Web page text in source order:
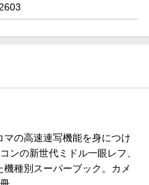
マの高速連写機能を身につけ
ンの新世代ミドル一眼レフ、
種別スーパーブック。カメ